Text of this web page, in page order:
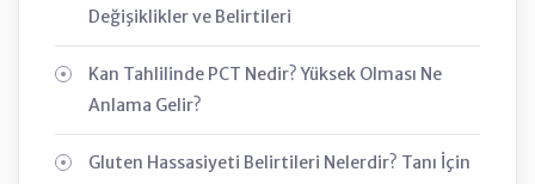
Değişiklikler ve Belirtileri
Kan Tahlilinde PCT Nedir? Yüksek Olması Ne
Anlama Gelir?
Gluten Hassasiyeti Belirtileri Nelerdir? Tanı İçin